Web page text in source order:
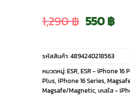
1,290฿ Original
price
was:
1,290 ฿.
550฿
is:
รหัสสินค้า:4894240218563
หมวดหมู่:ESR, ESR - iPhone 16
Plus, iPhone 16 Series,
Magsafe/Magnetic, เคสใส -